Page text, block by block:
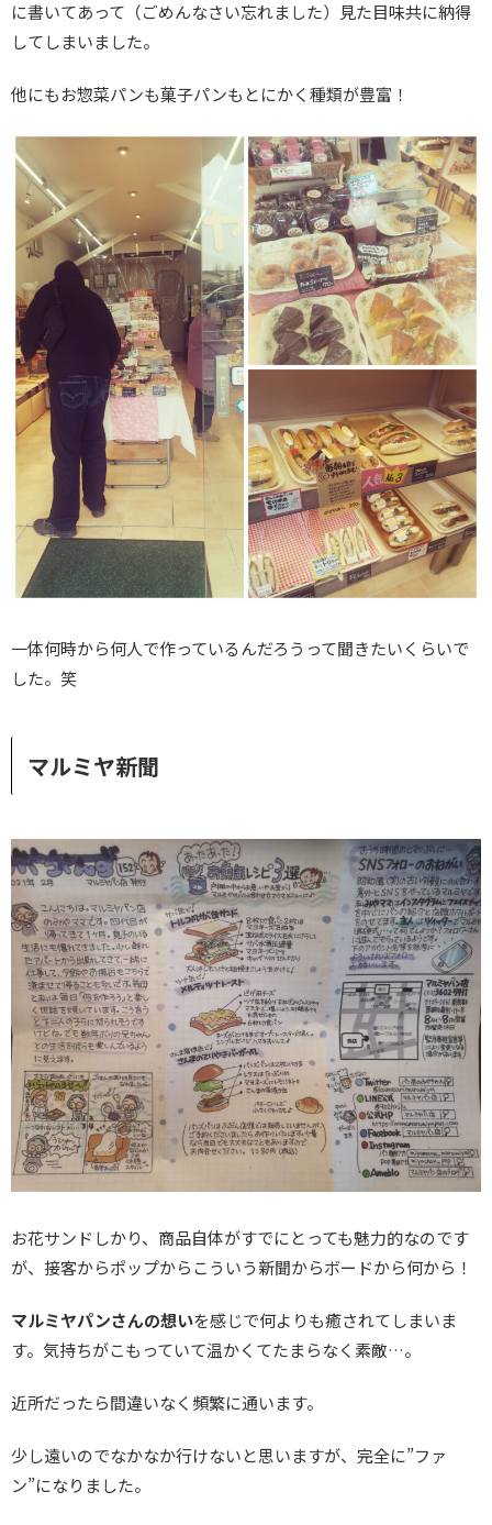
に書いてあって（ごめんなさい忘れました）見た目味共に納得
してしまいました。
他にもお惣菜パンも菓子パンもとにかく種類が豊富！
一体何時から何人で作っているんだろうって聞きたいくらいで
した。笑
マルミヤ新聞
お花サンドしかり、商品自体がすでにとっても魅力的なのです
が、接客からポップからこういう新聞からボードから何から！
マルミヤパンさんの想いを感じで何よりも癒されてしまいま
す。気持ちがこもっていて温かくてたまらなく素敵…。
近所だったら間違いなく頻繁に通います。
少し遠いのでなかなか行けないと思いますが、完全に”ファ
ン”になりました。